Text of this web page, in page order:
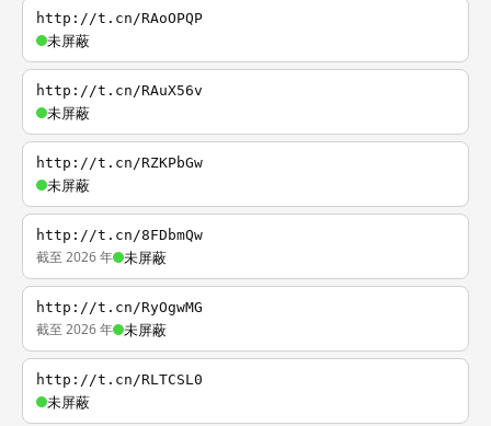
http://t.cn/RAoOPQP
未屏蔽
http://t.cn/RAuX56v
未屏蔽
http://t.cn/RZKPbGw
未屏蔽
http://t.cn/8FDbmQw
截至 2026 年 未屏蔽
http://t.cn/RyOgwMG
截至 2026 年 未屏蔽
http://t.cn/RLTCSL0
未屏蔽